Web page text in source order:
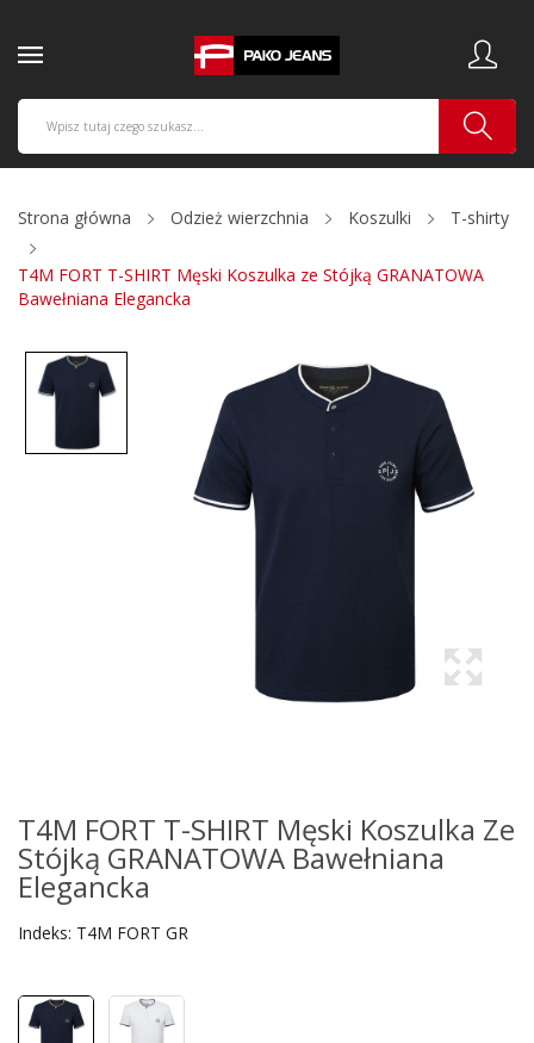
Strona główna Odzież wierzchnia Koszulki T-shirty
T4M FORT T-SHIRT Męski Koszulka ze Stójką GRANATOWA
Bawełniana Elegancka
T4M FORT T-SHIRT Męski Koszulka Ze
Stójką GRANATOWA Bawełniana
Elegancka
Indeks: T4M FORT GR